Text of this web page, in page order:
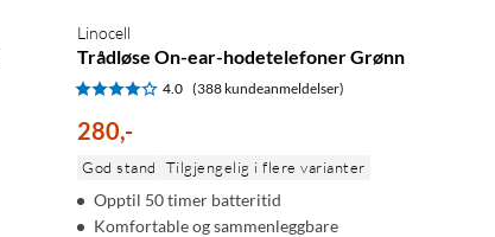
Linocell
Trådløse On-ear-hodetelefoner Grønn
4.0 (388 kundeanmeldelser)
280,-
God stand Tilgjengelig i flere varianter
Opptil 50 timer batteritid
Komfortable og sammenleggbare